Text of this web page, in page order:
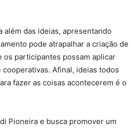
das ideias, apresentando
pode atrapalhar a criação de
os participantes possam aplicar
Afinal, ideias todos
fazer as coisas acontecerem é o
Pioneira e busca promover um